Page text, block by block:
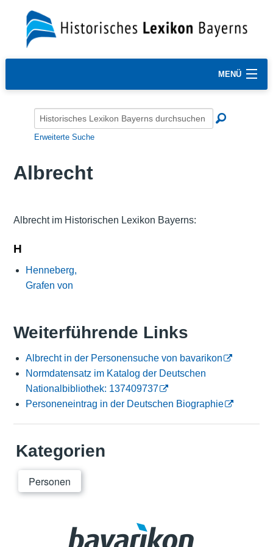
MENÜ
Erweiterte Suche
Albrecht
Albrecht im Historischen Lexikon Bayerns:
H
Henneberg,
Grafen von
Weiterführende Links
Albrecht in der Personensuche von bavarikon
Normdatensatz im Katalog der Deutschen
Nationalbibliothek: 137409737
Personeneintrag in der Deutschen Biographie
Kategorien
Personen